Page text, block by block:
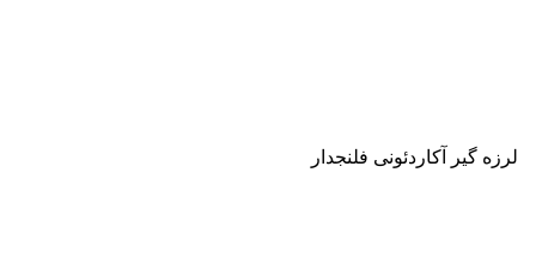
لرزه گیر آکاردئونی فلنجدار